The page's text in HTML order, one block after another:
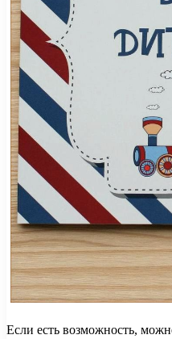
Если есть возможность,